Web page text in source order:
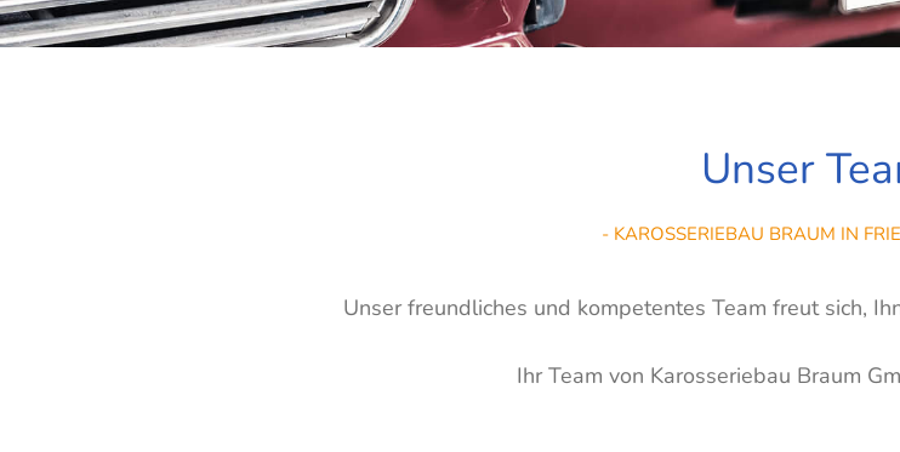
Unser
- KAROSSERIEBAU BRAUM IN
Unser freundliches und kompetentes Team freut sich,
Ihr Team von Karosseriebau Braum